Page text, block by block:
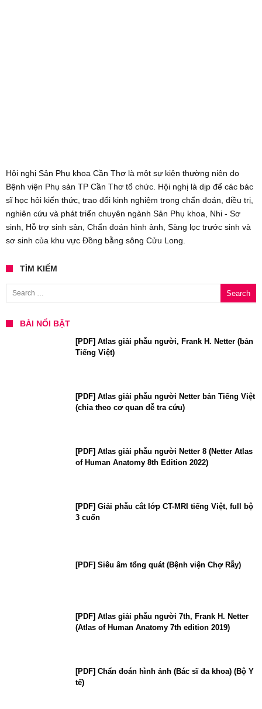
Hội nghị Sản Phụ khoa Cần Thơ là một sự kiện thường niên do
Bệnh viện Phụ sản TP Cần Thơ tổ chức. Hội nghị là dịp để các bác
sĩ học hỏi kiến thức, trao đổi kinh nghiệm trong chẩn đoán, điều trị,
nghiên cứu và phát triển chuyên ngành Sản Phụ khoa, Nhi - Sơ
sinh, Hỗ trợ sinh sản, Chẩn đoán hình ảnh, Sàng lọc trước sinh và
sơ sinh của khu vực Đồng bằng sông Cửu Long.
TÌM KIẾM
Search for:
BÀI NỔI BẬT
[PDF] Atlas giải phẫu người, Frank H. Netter (bản
Tiếng Việt)
[PDF] Atlas giải phẫu người Netter bản Tiếng Việt
(chia theo cơ quan dễ tra cứu)
[PDF] Atlas giải phẫu người Netter 8 (Netter Atlas
of Human Anatomy 8th Edition 2022)
[PDF] Giải phẫu cắt lớp CT-MRI tiếng Việt, full bộ
3 cuốn
[PDF] Siêu âm tổng quát (Bệnh viện Chợ Rẫy)
[PDF] Atlas giải phẫu người 7th, Frank H. Netter
(Atlas of Human Anatomy 7th edition 2019)
[PDF] Chẩn đoán hình ảnh (Bác sĩ đa khoa) (Bộ Y
tế)